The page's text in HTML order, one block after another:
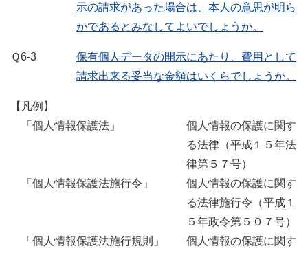
示の請求があった場合は、本人の意思が明ら
かであるとみなしてよいでしょうか。
Ｑ6-3
保有個人データの開示にあたり、費用として
請求出来る妥当な金額はいくらでしょうか。
【凡例】
「個人情報保護法」
個人情報の保護に関す
る法律（平成１５年法
律第５７号）
「個人情報保護法施行令」
個人情報の保護に関す
る法律施行令（平成１
５年政令第５０７号）
「個人情報保護法施行規則」
個人情報の保護に関す